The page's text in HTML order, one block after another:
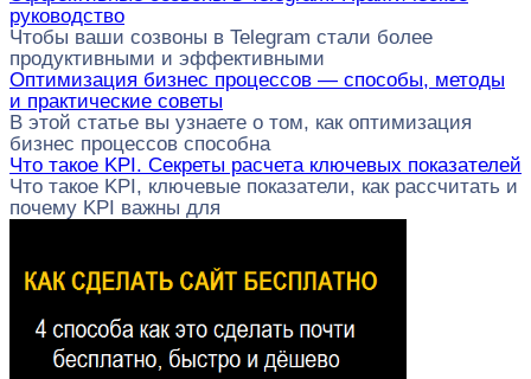
руководство
Чтобы ваши созвоны в Telegram стали более
продуктивными и эффективными
Оптимизация бизнес процессов — способы, методы
и практические советы
В этой статье вы узнаете о том, как оптимизация
бизнес процессов способна
Что такое KPI. Секреты расчета ключевых показателей
Что такое KPI, ключевые показатели, как рассчитать и
почему KPI важны для